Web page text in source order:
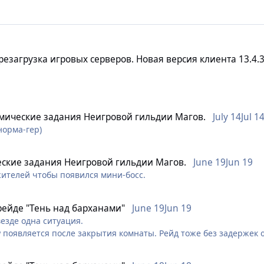
игровых серверов. Новая версия клиента
электронной почты к игровому аккаунту можно
можно в меню “Мой профиль”, а также с помощью новой
задания Неигровой гильдии Магов. July 14Jul 14
гер)
задания Неигровой гильдии Магов. June 19Jun 19
чтобы появился мини-босс.
"Тень над барханами" June 19Jun 19
одна ситуация.
после закрытия комнаты. Рейд тоже без задержек